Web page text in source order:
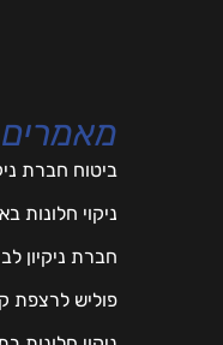
מאמרים
ביטוח חברת
ניקוי חלונות
חברת ניקיון
פוליש לרצפת